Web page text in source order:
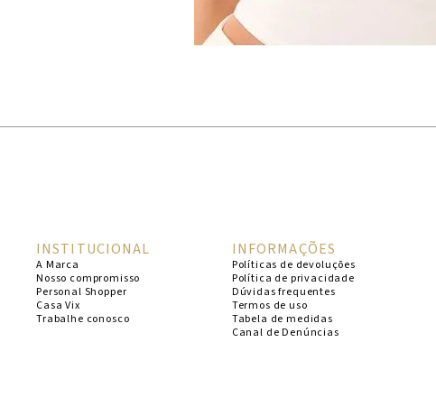
INSTITUCIONAL
A Marca
Nosso compromisso
Personal Shopper
Casa Vix
Trabalhe conosco
INFORMAÇÕES
Políticas de devoluções
Política de privacidade
Dúvidas frequentes
Termos de uso
Tabela de medidas
Canal de Denúncias